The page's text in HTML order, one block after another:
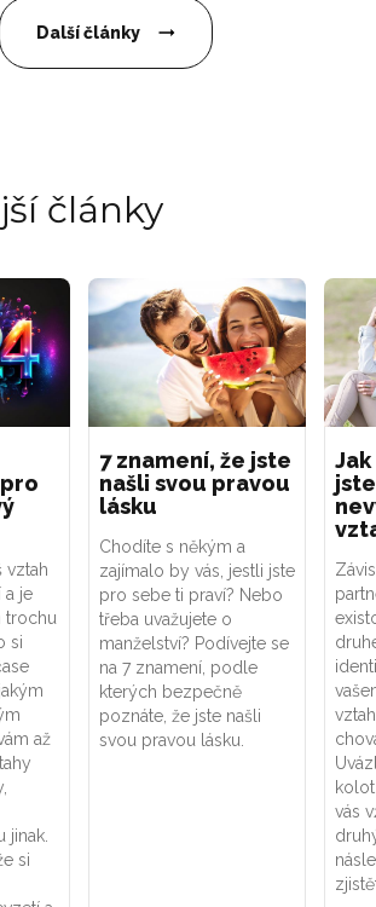
Další články
články
vztah
a je
trochu
si
až
jinak.
si
7 znamení, že jste
našli svou pravou
lásku
Chodíte s někým a
zajímalo by vás, jestli jste
pro sebe ti praví? Nebo
třeba uvažujete o
manželství? Podívejte se
na 7 znamení, podle
kterých bezpečně
poznáte, že jste našli
svou pravou lásku.
vás